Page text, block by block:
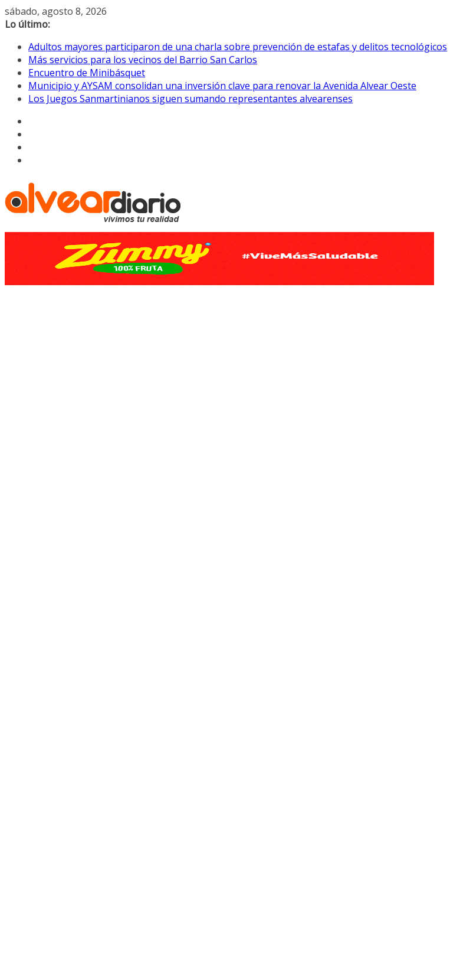
Saltar
al
sábado, agosto 8, 2026
Lo último:
Adultos mayores participaron de una charla sobre prevención de estafas y delitos tecnológicos
Más servicios para los vecinos del Barrio San Carlos
Encuentro de Minibásquet
Municipio y AYSAM consolidan una inversión clave para renovar la Avenida Alvear Oeste
Los Juegos Sanmartinianos siguen sumando representantes alvearenses